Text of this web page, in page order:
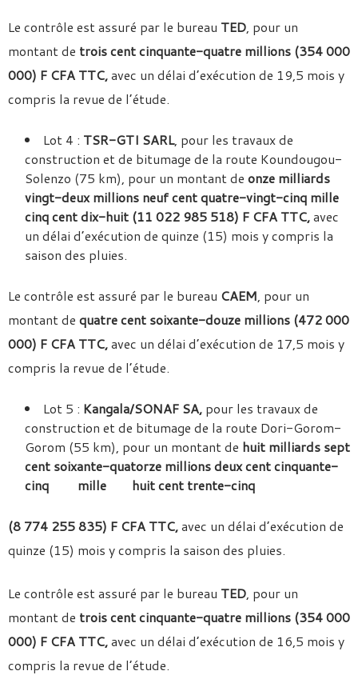
Le contrôle est assuré par le bureau TED, pour un
montant de trois cent cinquante-quatre millions (354 000
000) F CFA TTC,avec un délai d’exécution de 19,5 mois y
compris la revue de l’étude.
Lot 4 : TSR-GTI SARL, pour les travaux de
construction et de bitumage de la route Koundougou-
Solenzo (75 km), pour un montant de onze milliards
vingt-deux millions neuf cent quatre-vingt-cinq mille
cinq cent dix-huit (11 022 985 518) F CFA TTC,avec
un délai d’exécution de quinze (15) mois y compris la
saison des pluies.
Le contrôle est assuré par le bureau CAEM, pour un
montant de quatre cent soixante-douze millions (472 000
000) F CFA TTC,avec un délai d’exécution de 17,5 mois y
compris la revue de l’étude.
Lot 5 : Kangala/SONAF SA, pour les travaux de
construction et de bitumage de la route Dori-Gorom-
Gorom (55 km), pour un montant de huit milliards sept
cent soixante-quatorze millions deux cent cinquante-
cinq mille huit cent trente-cinq
(8 774 255 835) F CFA TTC,avec un délai d’exécution de
quinze (15) mois y compris la saison des pluies.
Le contrôle est assuré par le bureau TED, pour un
montant de trois cent cinquante-quatre millions (354 000
000) F CFA TTC,avec un délai d’exécution de 16,5 mois y
compris la revue de l’étude.